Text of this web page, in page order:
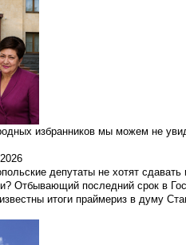
избранников мы можем не
депутаты не хотят
Отбывающий последний срок в
итоги праймериз в думу